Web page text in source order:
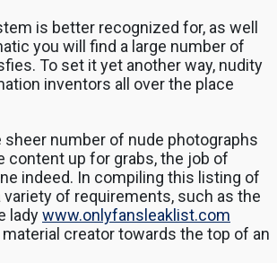
is better recognized for, as well
you will find a large number of
To set it yet another way, nudity
inventors all over the place
number of nude photographs
content up for grabs, the job of
indeed. In compiling this listing of
of requirements, such as the
ladywww.onlyfansleaklist.com
creator towards the top of an